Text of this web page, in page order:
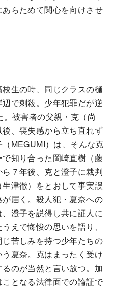
らためて関心を向けさせ
生の時、同じクラスの樋
で刺殺。少年犯罪だが逆
被害者の父親・克（尚
、喪失感から立ち直れず
MEGUMI）は、そんな克
知り合った岡崎直樹（藤
７年後、克と澄子に裁判
津徹）をとおして事実誤
届く。殺人犯・夏奈への
澄子を説得し共に証人に
えで悔悛の思いを語り、
苦しみを持つ少年たちの
夏奈。克はまったく受け
のが当然と言い放つ。加
となる法律面での論証で